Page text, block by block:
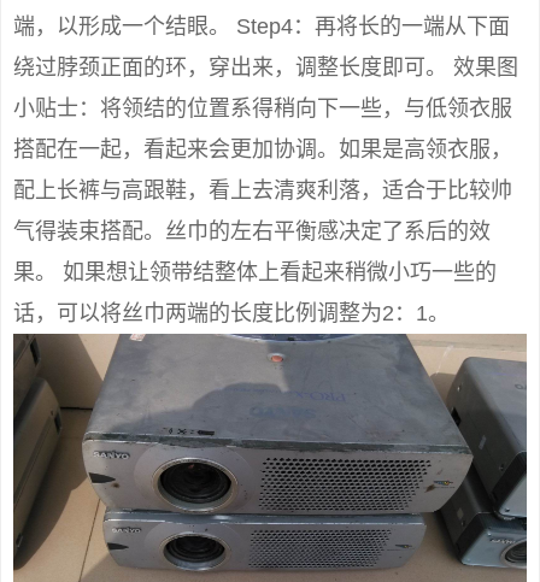
端，以形成一个结眼。 Step4：再将长的一端从下面
绕过脖颈正面的环，穿出来，调整长度即可。 效果图
小贴士：将领结的位置系得稍向下一些，与低领衣服
搭配在一起，看起来会更加协调。如果是高领衣服，
配上长裤与高跟鞋，看上去清爽利落，适合于比较帅
气得装束搭配。丝巾的左右平衡感决定了系后的效
果。 如果想让领带结整体上看起来稍微小巧一些的
话，可以将丝巾两端的长度比例调整为2：1。